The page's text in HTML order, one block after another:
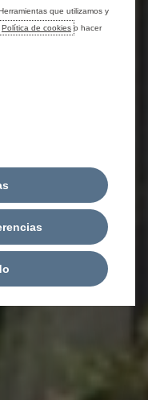
que utilizamos y
Política de cookies o hacer